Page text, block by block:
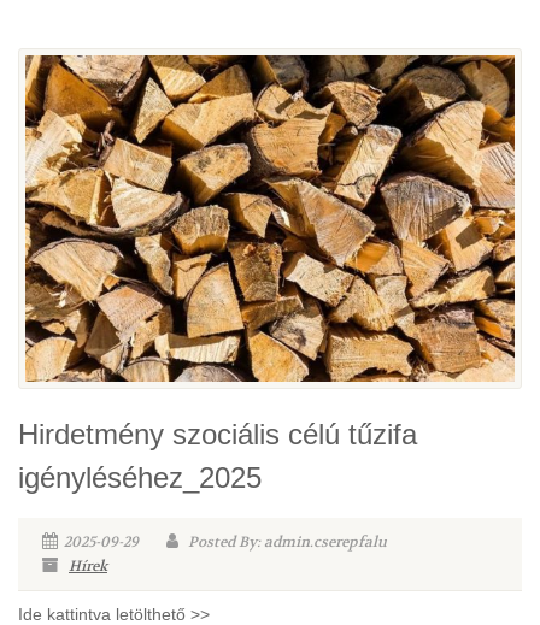
Hirdetmény szociális célú tűzifa
igényléséhez_2025
2025-09-29
Posted By: admin.cserepfalu
Hírek
Ide kattintva letölthető >>